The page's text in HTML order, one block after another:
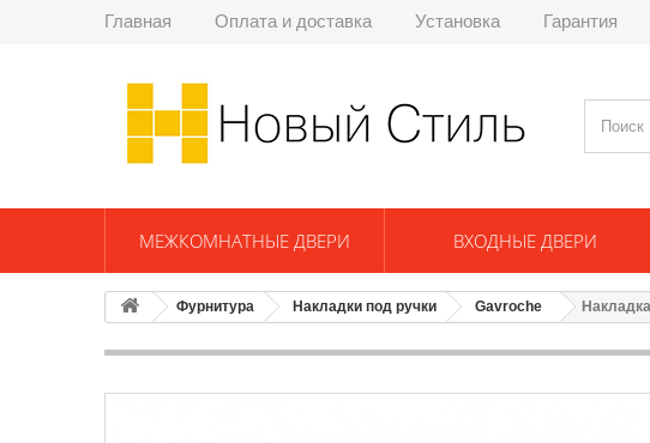
Главная Оплата и доставка Установка Гарантия
МЕЖКОМНАТНЫЕ ДВЕРИ ВХОДНЫЕ ДВЕРИ
Фурнитура Накладки под ручки Gavroche